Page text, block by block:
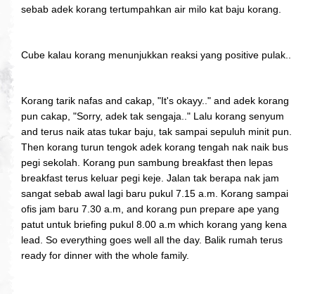
sebab adek korang tertumpahkan air milo kat baju korang.
Cube kalau korang menunjukkan reaksi yang positive pulak..
Korang tarik nafas and cakap, "It's okayy.." and adek korang
pun cakap, "Sorry, adek tak sengaja.." Lalu korang senyum
and terus naik atas tukar baju, tak sampai sepuluh minit pun.
Then korang turun tengok adek korang tengah nak naik bus
pegi sekolah. Korang pun sambung breakfast then lepas
breakfast terus keluar pegi keje. Jalan tak berapa nak jam
sangat sebab awal lagi baru pukul 7.15 a.m. Korang sampai
ofis jam baru 7.30 a.m, and korang pun prepare ape yang
patut untuk briefing pukul 8.00 a.m which korang yang kena
lead. So everything goes well all the day. Balik rumah terus
ready for dinner with the whole family.